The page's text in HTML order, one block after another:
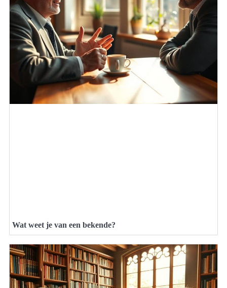
Wat weet je van een bekende?